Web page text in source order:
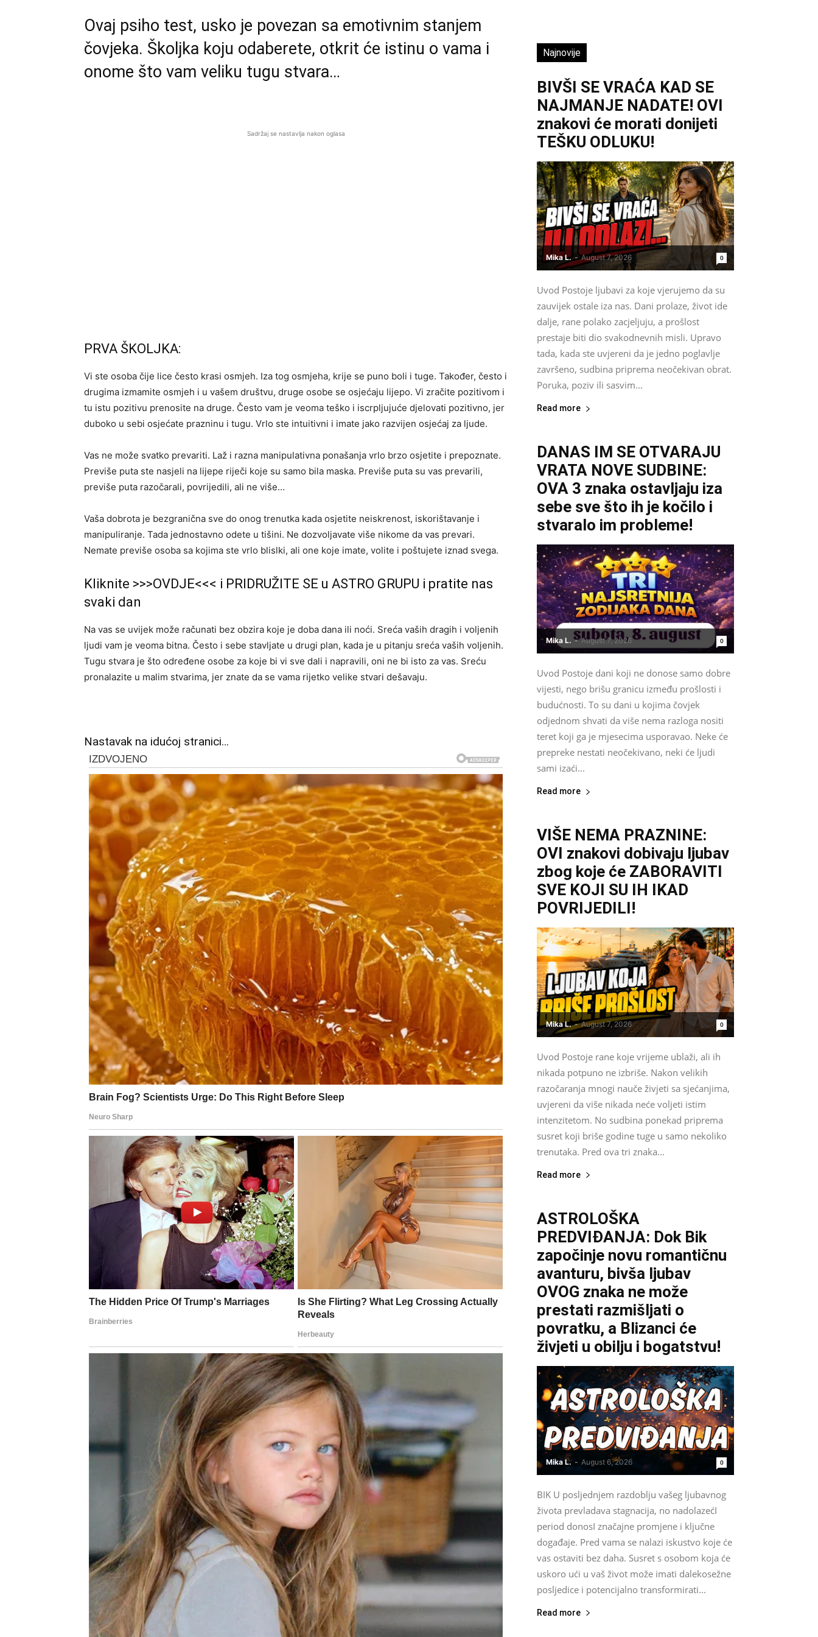
Ovaj psiho test, usko je povezan sa emotivnim stanjem
čovjeka. Školjka koju odaberete, otkrit će istinu o vama i
onome što vam veliku tugu stvara…
Sadržaj se nastavlja nakon oglasa
PRVA ŠKOLJKA:
Vi ste osoba čije lice često krasi osmjeh. Iza tog osmjeha, krije se puno boli i tuge. Također, često i
drugima izmamite osmjeh i u vašem društvu, druge osobe se osjećaju lijepo. Vi zračite pozitivom i
tu istu pozitivu prenosite na druge. Često vam je veoma teško i iscrpljujuće djelovati pozitivno, jer
duboko u sebi osjećate prazninu i tugu. Vrlo ste intuitivni i imate jako razvijen osjećaj za ljude.
Vas ne može svatko prevariti. Laž i razna manipulativna ponašanja vrlo brzo osjetite i prepoznate.
Previše puta ste nasjeli na lijepe riječi koje su samo bila maska. Previše puta su vas prevarili,
previše puta razočarali, povrijedili, ali ne više…
Vaša dobrota je bezgranična sve do onog trenutka kada osjetite neiskrenost, iskorištavanje i
manipuliranje. Tada jednostavno odete u tišini. Ne dozvoljavate više nikome da vas prevari.
Nemate previše osoba sa kojima ste vrlo blislki, ali one koje imate, volite i poštujete iznad svega.
Kliknite >>>OVDJE<<< i PRIDRUŽITE SE u ASTRO GRUPU i pratite nas
svaki dan
Na vas se uvijek može računati bez obzira koje je doba dana ili noći. Sreća vaših dragih i voljenih
ljudi vam je veoma bitna. Često i sebe stavljate u drugi plan, kada je u pitanju sreća vaših voljenih.
Tugu stvara je što određene osobe za koje bi vi sve dali i napravili, oni ne bi isto za vas. Sreću
pronalazite u malim stvarima, jer znate da se vama rijetko velike stvari dešavaju.
Nastavak na idućoj stranici…
Najnovije
BIVŠI SE VRAĆA KAD SE
NAJMANJE NADATE! OVI
znakovi će morati donijeti
TEŠKU ODLUKU!
Mika L. - August 7, 2026 0
Uvod Postoje ljubavi za koje vjerujemo da su
zauvijek ostale iza nas. Dani prolaze, život ide
dalje, rane polako zacjeljuju, a prošlost
prestaje biti dio svakodnevnih misli. Upravo
tada, kada ste uvjereni da je jedno poglavlje
završeno, sudbina priprema neočekivan obrat.
Poruka, poziv ili sasvim...
Read more
DANAS IM SE OTVARAJU
VRATA NOVE SUDBINE:
OVA 3 znaka ostavljaju iza
sebe sve što ih je kočilo i
stvaralo im probleme!
Mika L. - August 7, 2026 0
Uvod Postoje dani koji ne donose samo dobre
vijesti, nego brišu granicu između prošlosti i
budućnosti. To su dani u kojima čovjek
odjednom shvati da više nema razloga nositi
teret koji ga je mjesecima usporavao. Neke će
prepreke nestati neočekivano, neki će ljudi
sami izaći...
Read more
VIŠE NEMA PRAZNINE:
OVI znakovi dobivaju ljubav
zbog koje će ZABORAVITI
SVE KOJI SU IH IKAD
POVRIJEDILI!
Mika L. - August 7, 2026 0
Uvod Postoje rane koje vrijeme ublaži, ali ih
nikada potpuno ne izbriše. Nakon velikih
razočaranja mnogi nauče živjeti sa sjećanjima,
uvjereni da više nikada neće voljeti istim
intenzitetom. No sudbina ponekad priprema
susret koji briše godine tuge u samo nekoliko
trenutaka. Pred ova tri znaka...
Read more
ASTROLOŠKA
PREDVIĐANJA: Dok Bik
započinje novu romantičnu
avanturu, bivša ljubav
OVOG znaka ne može
prestati razmišljati o
povratku, a Blizanci će
živjeti u obilju i bogatstvu!
Mika L. - August 6, 2026 0
BIK U posljednjem razdoblju vašeg ljubavnog
života prevladava stagnacija, no nadolazećI
period donosI značajne promjene i ključne
događaje. Pred vama se nalazi iskustvo koje će
vas ostaviti bez daha. Susret s osobom koja će
uskoro ući u vaš život može imati dalekosežne
posljedice i potencijalno transformirati...
Read more